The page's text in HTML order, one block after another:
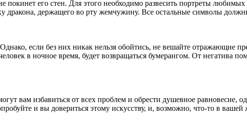
покинет его стен. Для этого необходимо развесить портреты
дракона, держащего во рту жемчужину. Все остальные символы
если без них никак нельзя обойтись, не вешайте отражающие
в ночное время, будет возвращаться бумерангом. От негатива
вам избавиться от всех проблем и обрести душевное
и вы довериться этому искусству, и, возможно, что-то в